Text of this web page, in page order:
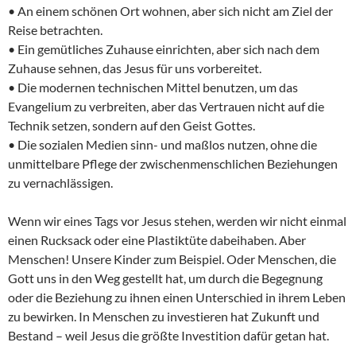
• An einem schönen Ort wohnen, aber sich nicht am Ziel der
Reise betrachten.
• Ein gemütliches Zuhause einrichten, aber sich nach dem
Zuhause sehnen, das Jesus für uns vorbereitet.
• Die modernen technischen Mittel benutzen, um das
Evangelium zu verbreiten, aber das Vertrauen nicht auf die
Technik setzen, sondern auf den Geist Gottes.
• Die sozialen Medien sinn- und maßlos nutzen, ohne die
unmittelbare Pflege der zwischenmenschlichen Beziehungen
zu vernachlässigen.
Wenn wir eines Tags vor Jesus stehen, werden wir nicht einmal
einen Rucksack oder eine Plastiktüte dabeihaben. Aber
Menschen! Unsere Kinder zum Beispiel. Oder Menschen, die
Gott uns in den Weg gestellt hat, um durch die Begegnung
oder die Beziehung zu ihnen einen Unterschied in ihrem Leben
zu bewirken. In Menschen zu investieren hat Zukunft und
Bestand – weil Jesus die größte Investition dafür getan hat.